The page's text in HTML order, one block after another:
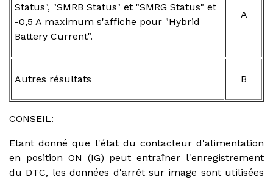
Status", "SMRB Status" et "SMRG Status" et
-0,5 A maximum s'affiche pour "Hybrid
Battery Current".
A
Autres résultats B
CONSEIL:
Etant donné que l'état du contacteur d'alimentation
en position ON (IG) peut entraîner l'enregistrement
du DTC, les données d'arrêt sur image sont utilisées